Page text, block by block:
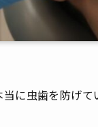
当に虫歯を防げ